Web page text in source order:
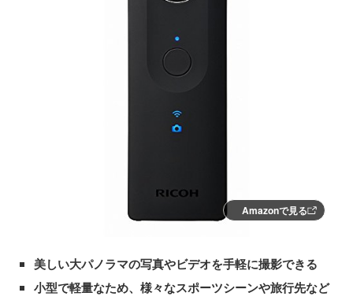
Amazonで見る
美しい大パノラマの写真やビデオを手軽に撮影できる
小型で軽量なため、様々なスポーツシーンや旅行先など